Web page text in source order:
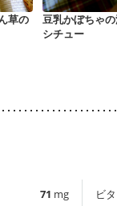
草の
豆乳かぼちゃ
シチュー
71 mg
ビ